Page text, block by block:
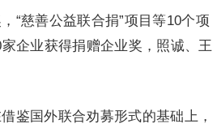
“慈善公益联合捐”项目等10个项
企业获得捐赠企业奖，照诚、王
鉴国外联合劝募形式的基础上，